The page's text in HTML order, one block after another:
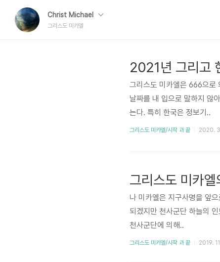
Christ Michael
그리스도 미카엘
2021년 그리고
그리스도 미카엘은 666으로
날짜를 내 입으로 말하지 않
는다. 특히 한국은 정보기..
그리스도 미카엘/시작 과 끝 2020.
그리스도 미카
나 미카엘은 지구사명을 앞
되겠지만 천사군단 하늘의
천사군단에 의해..
그리스도 미카엘/시작 과 끝 2019.